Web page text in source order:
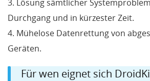
3. Lösung sämtlicher
Durchgang und in kürzester Zeit.
4. Mühelose Datenrettung von
Geräten.
Für wen eignet sich